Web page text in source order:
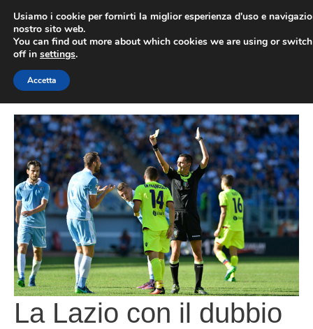
contenuto
La Lazio con il dubbio
Usiamo i cookie per fornirti la miglior esperienza d'uso e
nostro sito web.
You can find out more about which cookies we are using or
off in settings.
Accetta